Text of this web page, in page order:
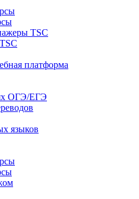
TSC
платформа
ОГЭ/ЕГЭ
языков